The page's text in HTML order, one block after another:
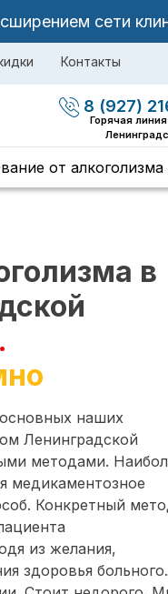
сети
Контакты
8 (927)
Горячая
от алкоголизма
в
наших
Ленинградской
методами.
медикаментозное
Конкретный
из желания,
здоровья больного.